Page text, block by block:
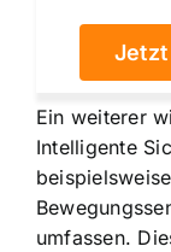
Ein weiterer
Intelligente
umfassen.